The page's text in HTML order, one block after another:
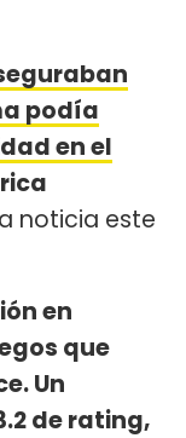
podía
en el
noticia este
en
que
Un
de rating,